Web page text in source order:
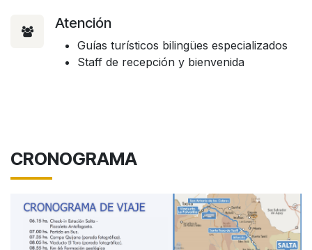
Atención
Guías turísticos bilingües especializados
Staff de recepción y bienvenida
CRONOGRAMA